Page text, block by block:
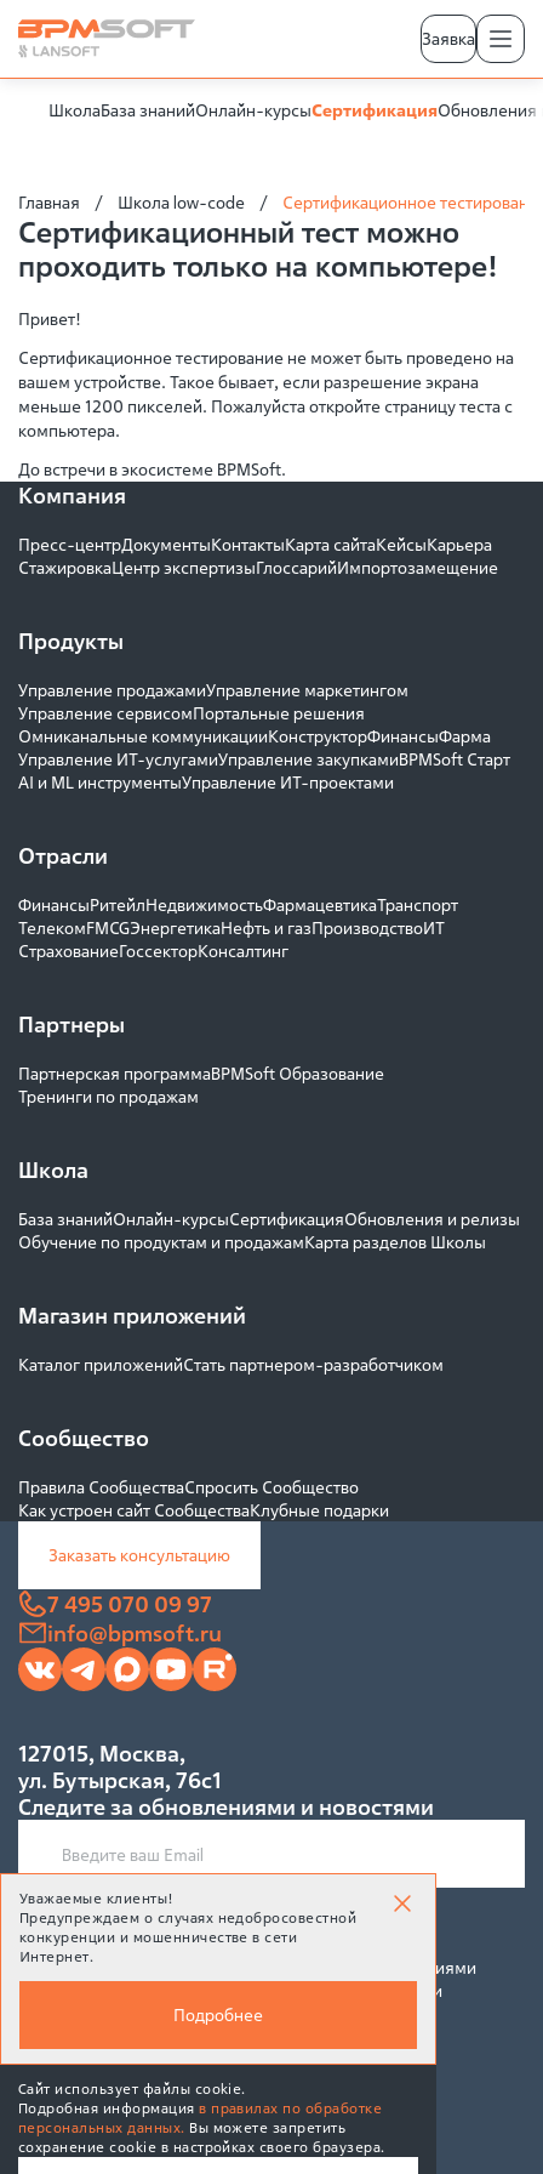
Заявка
ШколаБаза знанийОнлайн-курсыСертификацияОбновления
Главная Школа low-code Сертификационное
Сертификационный тест можно
проходить только на компьютере!
Привет!
Сертификационное тестирование не может быть проведено на
вашем устройстве. Такое бывает, если разрешение экрана
меньше 1200 пикселей. Пожалуйста откройте страницу теста с
компьютера.
До встречи в экосистеме BPMSoft.
Компания
Пресс-центрДокументыКонтактыКарта сайтаКейсыКарьера
СтажировкаЦентр экспертизыГлоссарийИмпортозамещение
Продукты
Управление продажамиУправление маркетингом
Управление сервисомПортальные решения
Омниканальные коммуникацииКонструкторФинансыФарма
Управление ИТ-услугамиУправление закупкамиBPMSoft Старт
AI и ML инструментыУправление ИТ-проектами
Отрасли
ФинансыРитейлНедвижимостьФармацевтикаТранспорт
ТелекомFMCGЭнергетикаНефть и газПроизводствоИТ
СтрахованиеГоссекторКонсалтинг
Партнеры
Партнерская программаBPMSoft Образование
Тренинги по продажам
Школа
База знанийОнлайн-курсыСертификацияОбновления и релизы
Обучение по продуктам и продажамКарта разделов Школы
Магазин приложений
Каталог приложенийСтать партнером-разработчиком
Сообщество
Правила СообществаСпросить Сообщество
Как устроен сайт СообществаКлубные подарки
Заказать консультацию
7 495 070 09 97
info@bpmsoft.ru
127015, Москва,
ул. Бутырская, 76с1
Следите за обновлениями и новостями
Подписаться
Подписываясь на рассылку, Вы соглашаетесь c условиями
политики конфиденциальности и политики обработки
персональных данных
© 2026 BPMSoft
Уважаемые клиенты!
Предупреждаем о случаях недобросовестной
конкуренции и мошенничестве в сети
Интернет.
Подробнее
Сайт использует файлы cookie.
Подробная информацияв правилах по обработке
персональных данных. Вы можете запретить
сохранение cookie в настройках своего браузера.